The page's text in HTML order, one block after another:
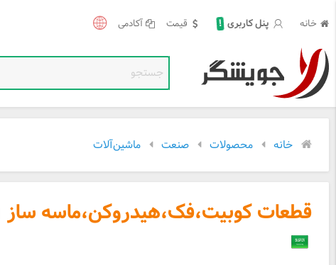
خانه پنل کاربری ! قیمت آکادمی
خانه محصولات صنعت ماشین‌آلات
قطعات کوبیت،فک،هیدروکن،ماسه ساز